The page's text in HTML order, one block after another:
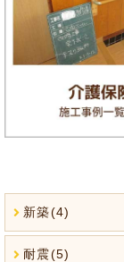
新築(4)
耐震(5)